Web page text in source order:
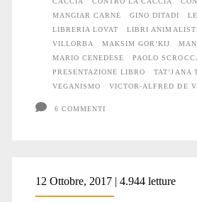
“Contro
la
caccia
e
di
MANGIAR CARNE
GINO DITADI
LIBRERIA LOVAT
LIBRI
VILLORBA
MAKSIM GOR’KIJ
MARIO CENEDESE
PAOLO
PRESENTAZIONE LIBRO
TAT’JANA
VEGANISMO
VICTOR-ALFRED DE
6 COMMENTI
12 Ottobre, 2017 | 4.944 letture